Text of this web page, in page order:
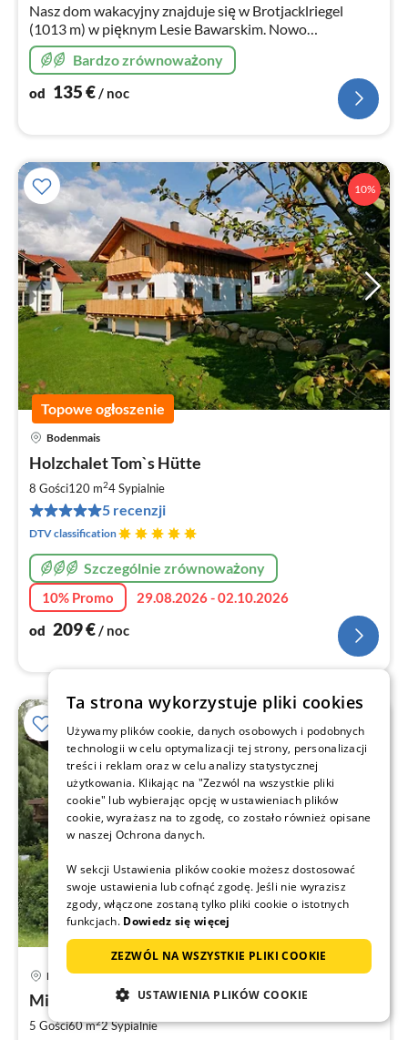
Nasz dom wakacyjny znajduje się w Brotjacklriegel
(1013 m) w pięknym Lesie Bawarskim. Nowo
wyremontowany domek letniskowy to idealne
zakwaterowanie w każdym sezonie!
Bardzo zrównoważony
od 135€ / noc
10%
Topowe ogłoszenie
Bodenmais
Holzchalet Tom`s Hütte
8 Gości120 m24Sypialnie
5 recenzji
DTV classification
Szczególnie zrównoważony
10% Promo
29.08.2026 - 02.10.2026
od 209€/ noc
Hauzenberg
Mieszkanie wakacyjne marzeń Staffelberg
5 Gości60 m22Sypialnie
Ta strona wykorzystuje pliki cookies
Używamy plików cookie, danych osobowych i podobnych
technologii w celu optymalizacji tej strony, personalizacji
treści i reklam oraz w celu analizy statystycznej
użytkowania. Klikając na "Zezwól na wszystkie pliki
cookie" lub wybierając opcję w ustawieniach plików
cookie, wyrażasz na to zgodę, co zostało również opisane
w naszej Ochrona danych.
W sekcji Ustawienia plików cookie możesz dostosować
swoje ustawienia lub cofnąć zgodę. Jeśli nie wyrazisz
zgody, włączone zostaną tylko pliki cookie o istotnych
funkcjach. Dowiedz się więcej
ZEZWÓL NA WSZYSTKIE PLIKI COOKIE
USTAWIENIA PLIKÓW COOKIE